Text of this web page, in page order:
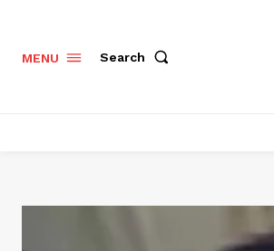
MENU Search